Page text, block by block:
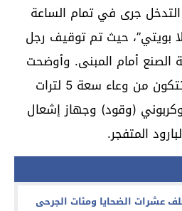
جرى في تمام الساعة
لا بويتي”، حيث تم توقيف رجل
الصنع أمام المبنى. وأوضحت
التقارير أن العبوة كانت تتكون من وعاء سعة 5 لترات
(وقود) وجهاز إشعال
عشرات الضحايا ومئات الجرحى